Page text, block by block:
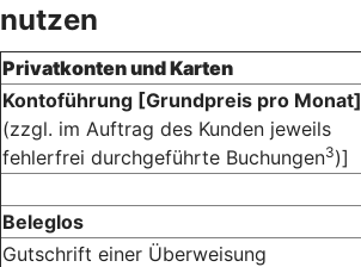
nutzen
Privatkonten und Karten
Kontoführung [Grundpreis pro Monat]
(zzgl. im Auftrag des Kunden jeweils
fehlerfrei durchgeführte Buchungen3)]
Beleglos
Gutschrift einer Überweisung